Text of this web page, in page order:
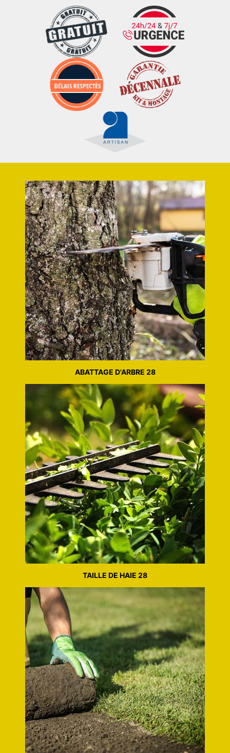
ABATTAGE D'ARBRE 28
TAILLE DE HAIE 28